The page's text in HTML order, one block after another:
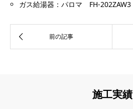
ガス給湯器：パロマ FH-202ZAW3
施工実績